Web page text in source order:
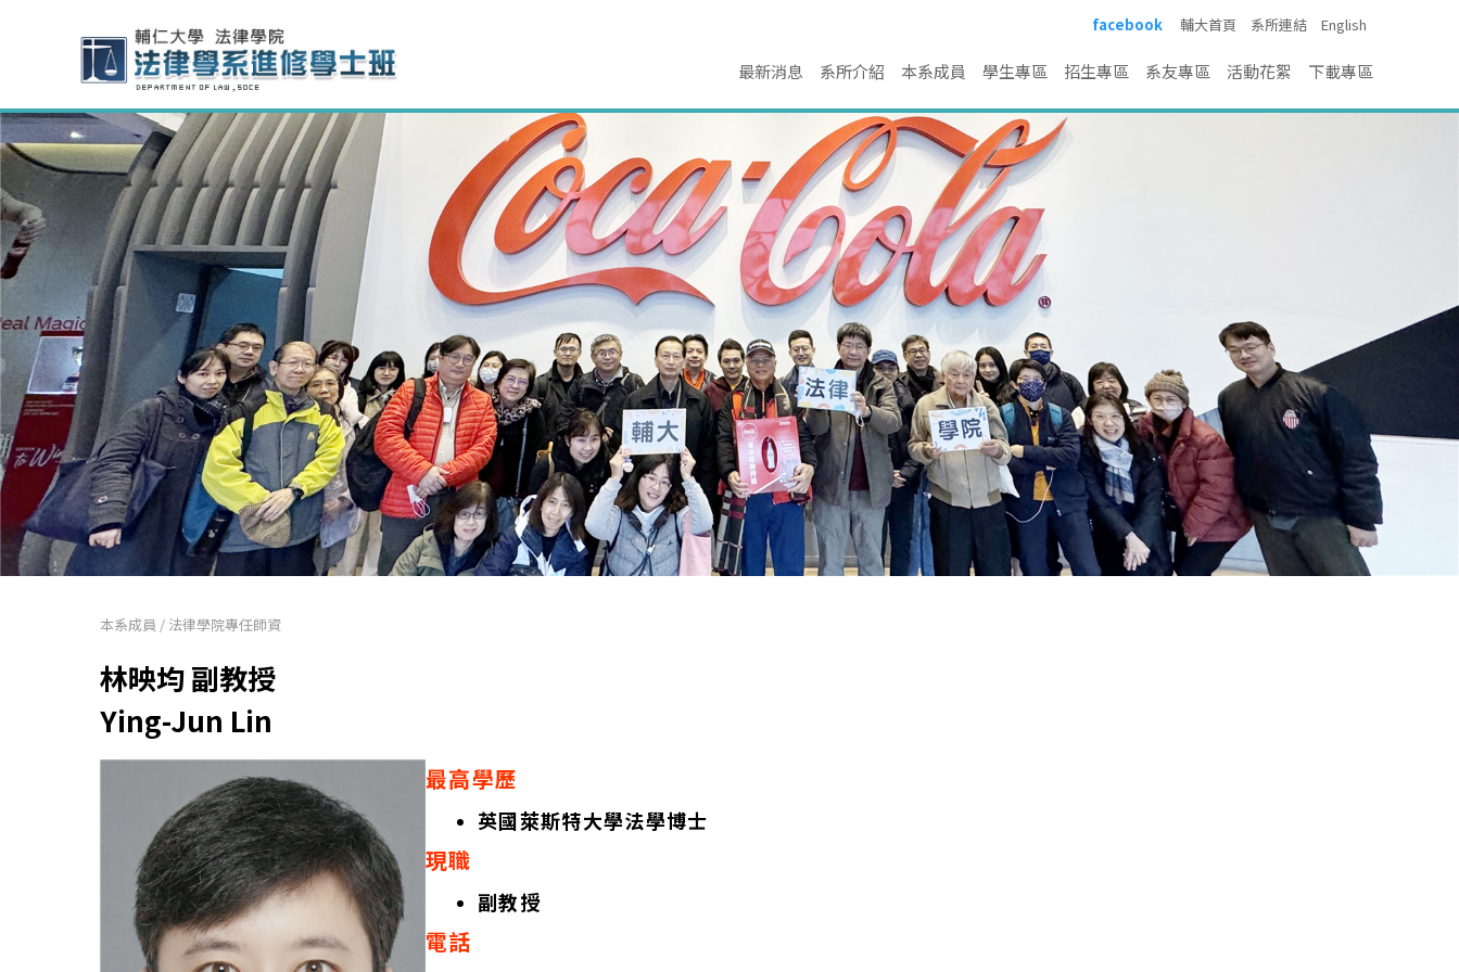
facebook 輔大首頁 系所連結 English
最新消息 系所介紹 本系成員 學生專區 招生專區 系友專區 活動花絮 下載專區
本系成員 / 法律學院專任師資
林映均 副教授
Ying-Jun Lin
最高學歷
英國萊斯特大學法學博士
現職
副教授
電話